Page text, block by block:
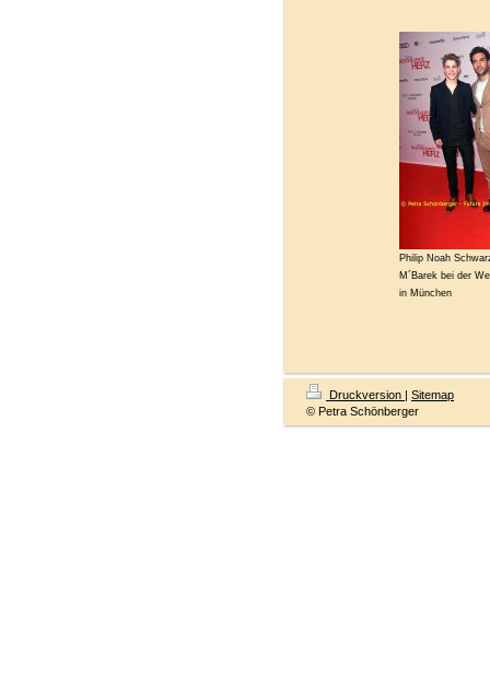
Philip Noah
M´Barek bei der
in München
Druckversion | Sitemap
© Petra Schönberger